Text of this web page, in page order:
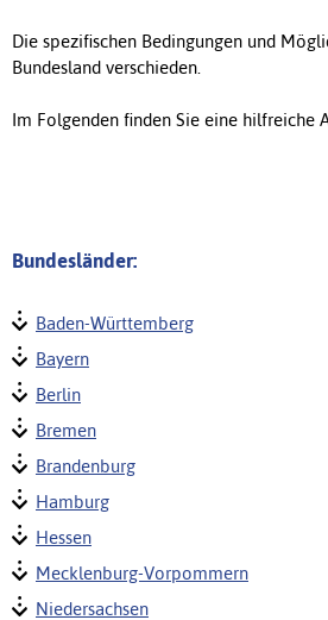
Die spezifischen Bedingungen und
Bundesland verschieden.
Im Folgenden finden Sie eine hilfreiche
Bundesländer:
Baden-Württemberg
Bayern
Berlin
Bremen
Brandenburg
Hamburg
Hessen
Mecklenburg-Vorpommern
Niedersachsen